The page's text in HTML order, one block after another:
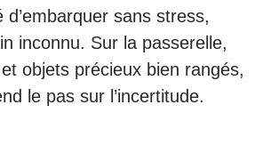
d’embarquer sans stress,
inconnu. Sur la passerelle,
objets précieux bien rangés,
le pas sur l’incertitude.